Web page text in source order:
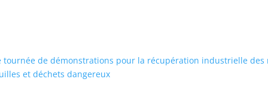
de démonstrations pour la récupération industrielle des
et déchets dangereux